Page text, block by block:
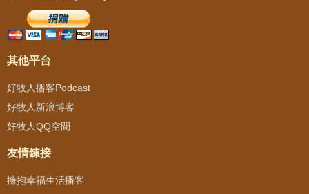
其他平台
好牧人播客Podcast
好牧人新浪博客
好牧人QQ空間
友情鍊接
擁抱幸福生活播客